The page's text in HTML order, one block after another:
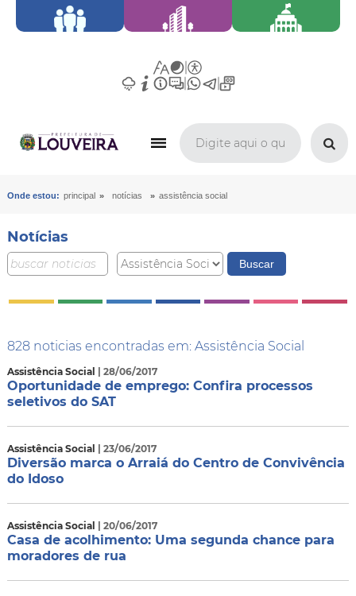
Onde estou: principal » notícias » assistência social
Notícias
828 noticias encontradas em: Assistência Social
Assistência Social | 28/06/2017
Oportunidade de emprego: Confira processos
seletivos do SAT
Assistência Social | 23/06/2017
Diversão marca o Arraiá do Centro de Convivência
do Idoso
Assistência Social | 20/06/2017
Casa de acolhimento: Uma segunda chance para
moradores de rua